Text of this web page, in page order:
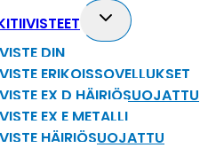
Toggle
child
DIN
ERIKOISSOVELLUKSET
EX D HÄIRIÖSUOJATTU
EX E METALLI
HÄIRIÖSUOJATTU